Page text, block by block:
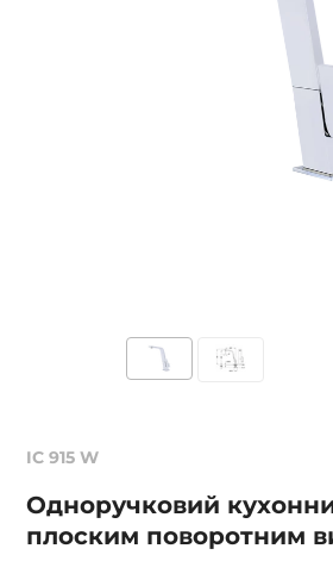
IC 915 W
Одноручковий
плоским поворотним